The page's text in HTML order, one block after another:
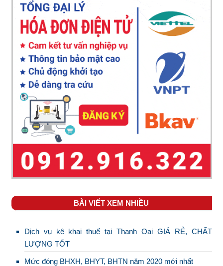
BÀI VIẾT XEM NHIỀU
Dịch vụ kê khai thuế tại Thanh Oai GIÁ RẺ, CHẤT
LƯỢNG TỐT
Mức đóng BHXH, BHYT, BHTN năm 2020 mới nhất